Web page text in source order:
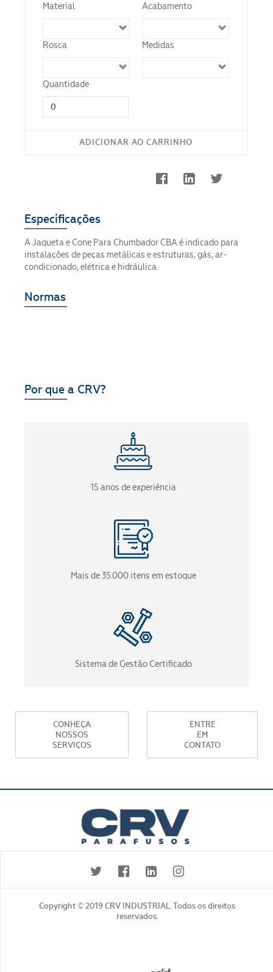
Material Acabamento
Rosca Medidas
Quantidade
ADICIONAR AO CARRINHO
Especificações
A Jaqueta e Cone Para Chumbador CBA é indicado para
instalações de peças metálicas e estruturas, gás, ar-
condicionado, elétrica e hidráulica.
Normas
Por que a CRV?
15 anos de experiência
Mais de 35.000 itens em estoque
Sistema de Gestão Certificado
CONHEÇA
NOSSOS
SERVIÇOS
ENTRE
EM
CONTATO
Copyright © 2019 CRV INDUSTRIAL. Todos os direitos
reservados.